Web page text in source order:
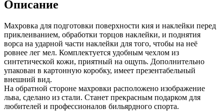
Описание
Махровка для подготовки поверхности кия и наклейки перед
приклеиванием, обработки торцов наклейки, и поднятия
ворса на ударной части наклейки для того, чтобы на неё
ровнее лег мел. Комплектуется удобным чехлом из
синтетической кожи, приятный на ощупь. Дополнительно
упакован в картонную коробку, имеет презентабельный
внешний вид.
На обратной стороне махровки расположено изображение
льва, сделано из стали. Станет прекрасным подарком для
любителей и профессионалов бильярдного спорта.